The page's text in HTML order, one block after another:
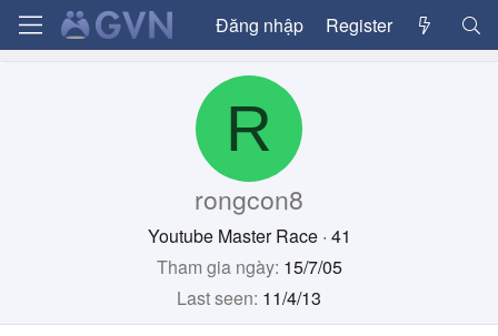
Đăng nhập Register
R
rongcon8
Youtube Master Race · 41
Tham gia ngày 15/7/05
Last seen 11/4/13